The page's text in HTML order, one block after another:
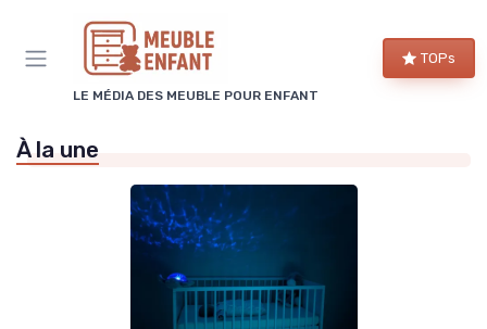
LE MÉDIA DES MEUBLE POUR ENFANT
TOPs
À la une